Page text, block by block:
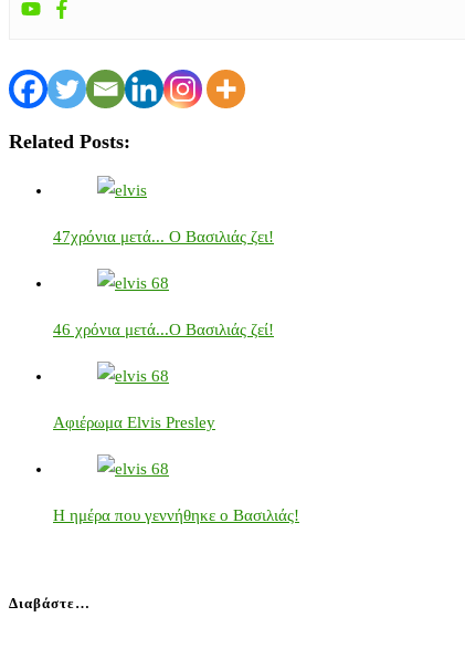
Related Posts:
47χρόνια μετά... Ο Βασιλιάς ζει!
46 χρόνια μετά...Ο Βασιλιάς ζεί!
Αφιέρωμα Elvis Presley
Η ημέρα που γεννήθηκε ο Βασιλιάς!
Διαβάστε…